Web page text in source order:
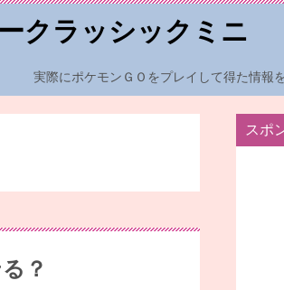
クラッシックミニ
実際にポケモンＧＯをプレイして得た情報
？
スポ